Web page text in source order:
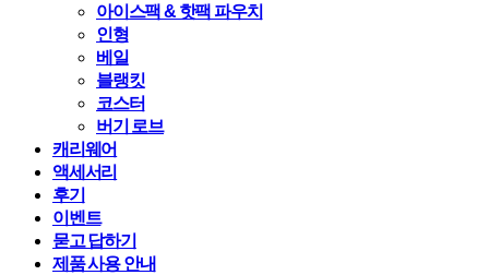
아이스팩 & 핫팩 파우치
인형
베일
블랭킷
코스터
버기 로브
캐리웨어
액세서리
후기
이벤트
묻고 답하기
제품 사용 안내